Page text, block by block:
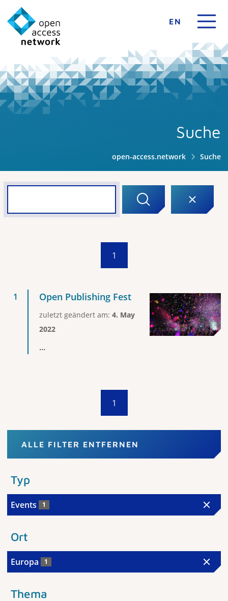
EN
Suche
open-access.network Suche
1
Open Publishing Fest
zuletzt geändert am: 4. May
2022
...
1
ALLE FILTER ENTFERNEN
Typ
Events 1
Ort
Europa 1
Thema